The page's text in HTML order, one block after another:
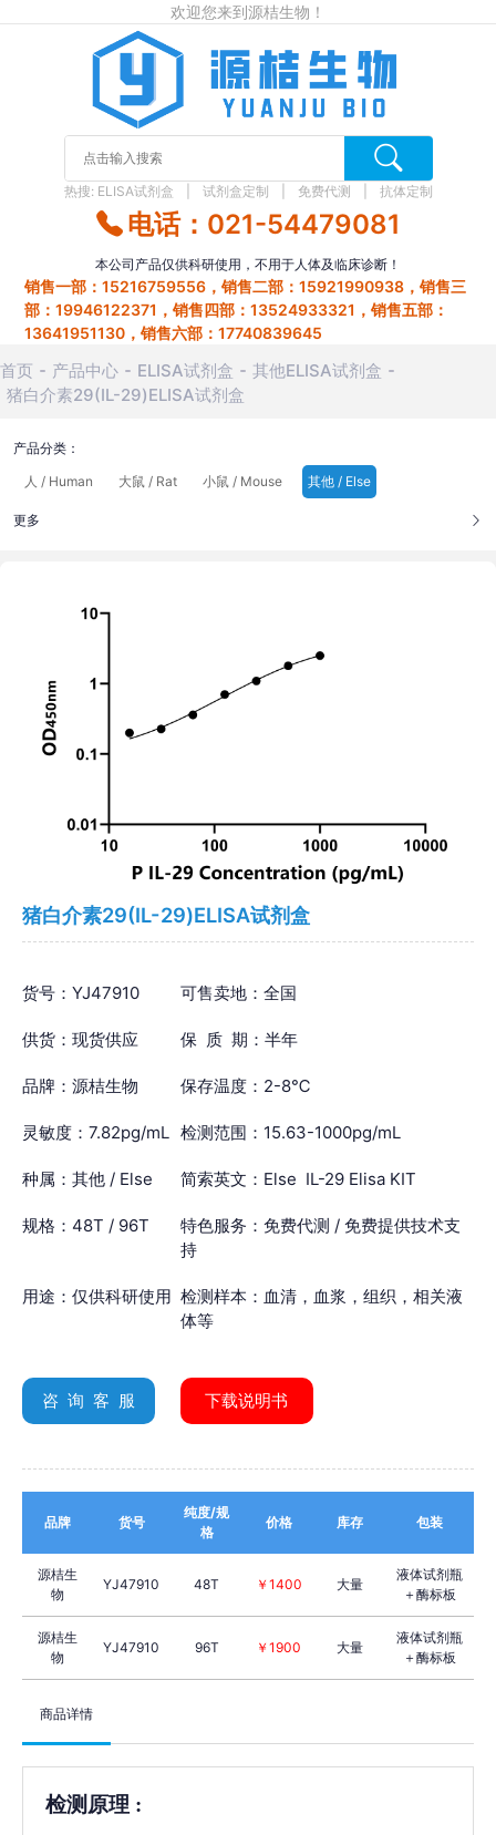
欢迎您来到源桔生物！
热搜: ELISA试剂盒 试剂盒定制 免费代测 抗体定制
电话：021-54479081
本公司产品仅供科研使用，不用于人体及临床诊断！
销售一部：15216759556，销售二部：15921990938，销售三
部：19946122371，销售四部：13524933321，销售五部：
13641951130，销售六部：17740839645
首页 产品中心 ELISA试剂盒
其他ELISA试剂盒
猪白介素29(IL-29)ELISA试剂盒
产品分类：
人 / Human
大鼠 / Rat 小鼠 / Mouse 其他 / Else
更多
猪白介素29(IL-29)ELISA试剂盒
货号：YJ47910 可售卖地：全国
供货：现货供应 保 质 期：半年
品牌：源桔生物 保存温度：2-8℃
灵敏度：7.82pg/mL 检测范围：15.63-1000pg/mL
种属：其他 / Else 简索英文：Else IL-29 Elisa KIT
规格：48T / 96T
特色服务：免费代测 / 免费提供技术支
持
用途：仅供科研使用 检测样本：血清，血浆，组织，相关液
体等
咨 询 客 服 下载说明书
品牌 货号
纯度/规
格
价格 库存 包装
源桔生
物
YJ47910 48T ￥1400 大量
液体试剂瓶
＋酶标板
源桔生
物
YJ47910 96T ￥1900 大量
液体试剂瓶
＋酶标板
商品详情
检测原理 :